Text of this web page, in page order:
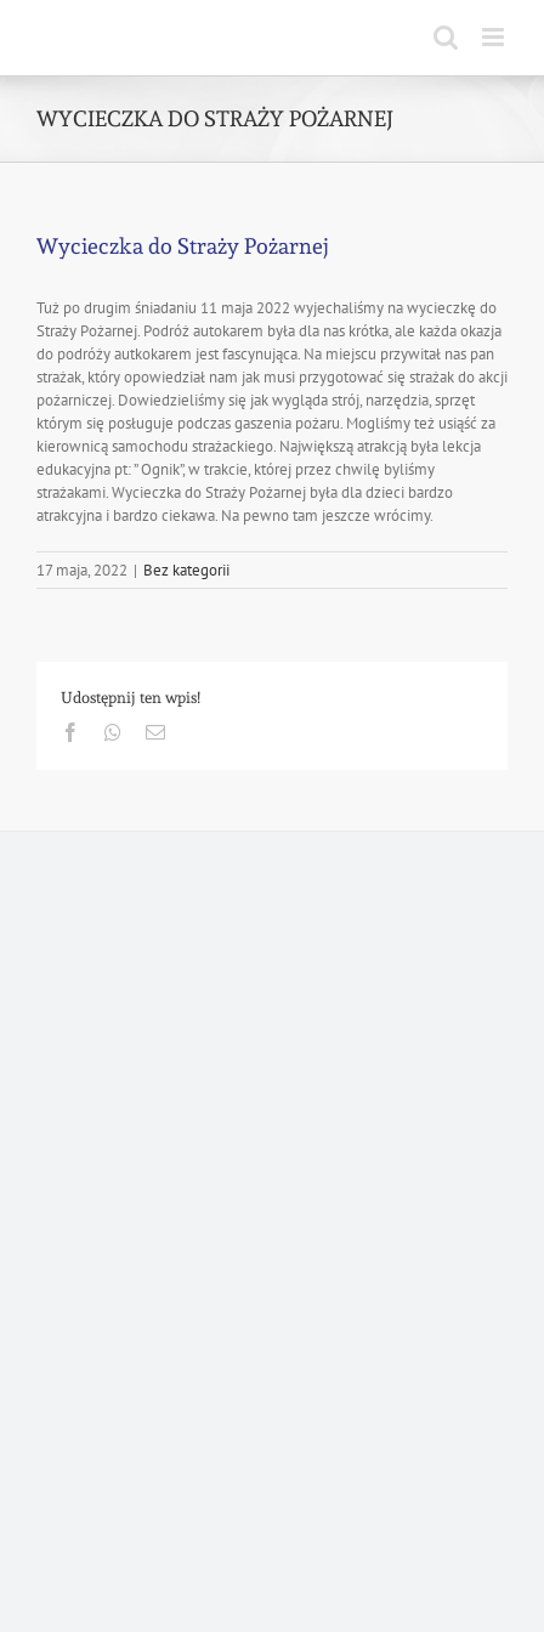
WYCIECZKA DO STRAŻY POŻARNEJ
Wycieczka do Straży Pożarnej
Tuż po drugim śniadaniu 11 maja 2022 wyjechaliśmy na wycieczkę do
Straży Pożarnej. Podróż autokarem była dla nas krótka, ale każda okazja
do podróży autkokarem jest fascynująca. Na miejscu przywitał nas pan
strażak, który opowiedział nam jak musi przygotować się strażak do akcji
pożarniczej. Dowiedzieliśmy się jak wygląda strój, narzędzia, sprzęt
którym się posługuje podczas gaszenia pożaru. Mogliśmy też usiąść za
kierownicą samochodu strażackiego. Największą atrakcją była lekcja
edukacyjna pt: ” Ognik”, w trakcie, której przez chwilę byliśmy
strażakami. Wycieczka do Straży Pożarnej była dla dzieci bardzo
atrakcyjna i bardzo ciekawa. Na pewno tam jeszcze wrócimy.
17 maja, 2022 | Bez kategorii
Udostępnij ten wpis!
FacebookWhatsapp
Email